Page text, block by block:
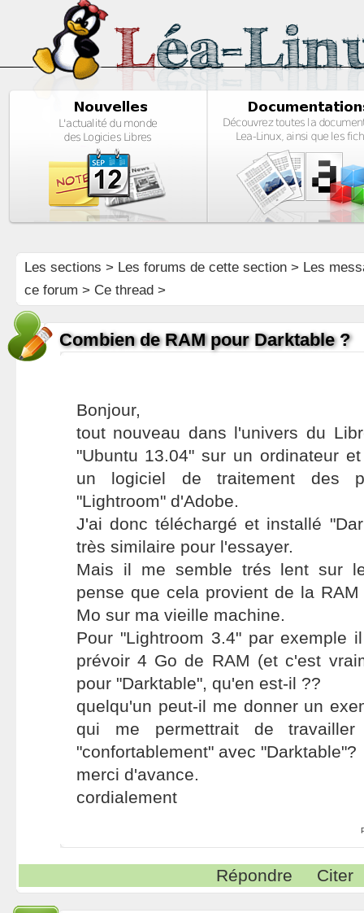
Les sections > Les forums de cette section> Les
ce forum > Ce thread >
Combien de RAM pour Darktable ?
Bonjour,
tout nouveau dans l'univers du
"Ubuntu 13.04" sur un ordinateur
un logiciel de traitement des
"Lightroom" d'Adobe.
J'ai donc téléchargé et installé
très similaire pour l'essayer.
Mais il me semble trés lent sur
pense que cela provient de la
Mo sur ma vieille machine.
Pour "Lightroom 3.4" par exemple
prévoir 4 Go de RAM (et c'est
pour "Darktable", qu'en est-il ??
quelqu'un peut-il me donner un
qui me permettrait de
"confortablement" avec "Darktable"?
merci d'avance.
cordialement
Répondre Citer